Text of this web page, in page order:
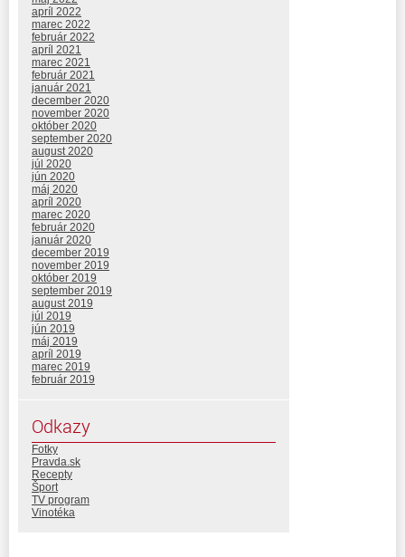
apríl 2022
marec 2022
február 2022
apríl 2021
marec 2021
február 2021
január 2021
december 2020
november 2020
október 2020
september 2020
august 2020
júl 2020
jún 2020
máj 2020
apríl 2020
marec 2020
február 2020
január 2020
december 2019
november 2019
október 2019
september 2019
august 2019
júl 2019
jún 2019
máj 2019
apríl 2019
marec 2019
február 2019
Odkazy
Fotky
Pravda.sk
Recepty
Šport
TV program
Vinotéka